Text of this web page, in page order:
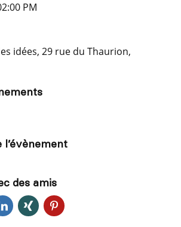
PM
idées, 29 rue du Thaurion,
l’évènement
des amis